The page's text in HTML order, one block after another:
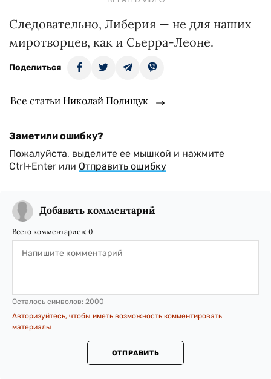
Следовательно, Либерия — не для наших
миротворцев, как и Сьерра-Леоне.
Поделиться
Все статьи Николай Полищук
Заметили ошибку?
Пожалуйста, выделите ее мышкой и нажмите
Ctrl+Enter или Отправить ошибку
Добавить комментарий
Всего комментариев: 0
Осталось символов: 2000
Авторизуйтесь, чтобы иметь возможность комментировать
материалы
ОТПРАВИТЬ